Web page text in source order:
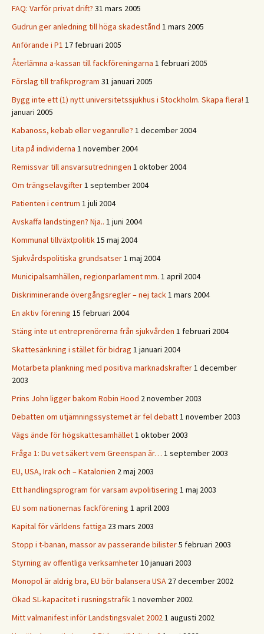
FAQ: Varför privat drift? 31 mars 2005
Gudrun ger anledning till höga skadestånd 1 mars 2005
Anförande i P1 17 februari 2005
Återlämna a-kassan till fackföreningarna 1 februari 2005
Förslag till trafikprogram 31 januari 2005
Bygg inte ett (1) nytt universitetssjukhus i Stockholm. Skapa flera! 1
januari 2005
Kabanoss, kebab eller veganrulle? 1 december 2004
Lita på individerna 1 november 2004
Remissvar till ansvarsutredningen 1 oktober 2004
Om trängselavgifter1 september 2004
Patienten i centrum 1 juli 2004
Avskaffa landstingen? Nja.. 1 juni 2004
Kommunal tillväxtpolitik15 maj 2004
Sjukvårdspolitiska grundsatser1 maj 2004
Municipalsamhällen, regionparlament mm. 1 april 2004
Diskriminerande övergångsregler – nej tack1 mars 2004
En aktiv förening 15 februari 2004
Stäng inte ut entreprenörerna från sjukvården 1 februari 2004
Skattesänkning i stället för bidrag 1 januari 2004
Motarbeta plankning med positiva marknadskrafter1 december
2003
Prins John ligger bakom Robin Hood 2 november 2003
Debatten om utjämningssystemet är fel debatt1 november 2003
Vägs ände för högskattesamhället1 oktober 2003
Fråga 1: Du vet säkert vem Greenspan är… 1 september 2003
EU, USA, Irak och – Katalonien 2 maj 2003
Ett handlingsprogram för varsam avpolitisering 1 maj 2003
EU som nationernas fackförening 1 april 2003
Kapital för världens fattiga 23 mars 2003
Stopp i t-banan, massor av passerande bilister5 februari 2003
Styrning av offentliga verksamheter10 januari 2003
Monopol är aldrig bra, EU bör balansera USA 27 december 2002
Ökad SL-kapacitet i rusningstrafik1 november 2002
Mitt valmanifest inför Landstingsvalet 20021 augusti 2002